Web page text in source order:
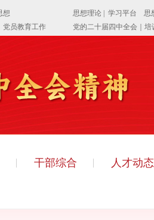
干部综合 人才动态